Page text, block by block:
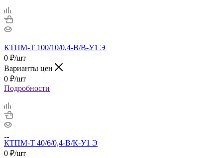
КТПМ-Т 100/10/0,4-В/В-У1 Э
0 ₽/шт
Варианты цен
0 ₽/шт
Подробности
КТПМ-Т 40/6/0,4-В/К-У1 Э
0 ₽/шт